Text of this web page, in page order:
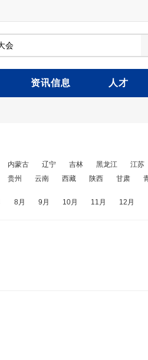
资讯信息 人才
内蒙古 辽宁 吉林 黑龙江 江苏
贵州 云南 西藏 陕西 甘肃
8月 9月 10月 11月 12月